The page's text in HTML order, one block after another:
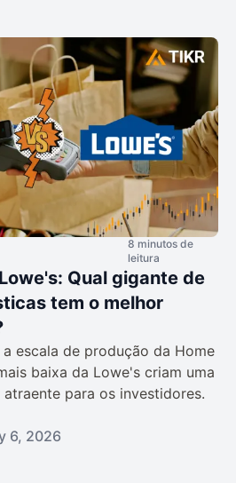
8 minutos de
leitura
Qual gigante de
tem o melhor
escala de produção da Home
baixa da Lowe's criam uma
para os investidores.
6, 2026